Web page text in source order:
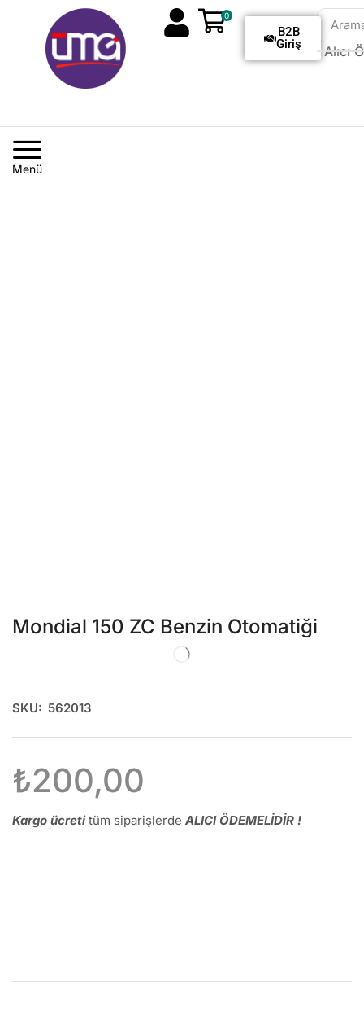
Tüm Siparişlerde Kargo Alıcı
0
B2B
Giriş
Menü
Mondial 150 ZC Benzin Otomatiği
SKU: 562013
₺200,00
Kargo ücretitüm siparişlerde ALICI ÖDEMELİDİR !